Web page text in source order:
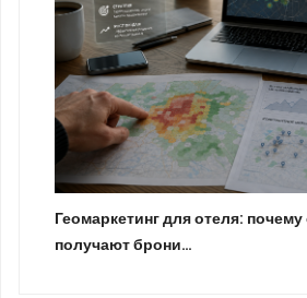
Геомаркетинг для отеля:
получают брони…